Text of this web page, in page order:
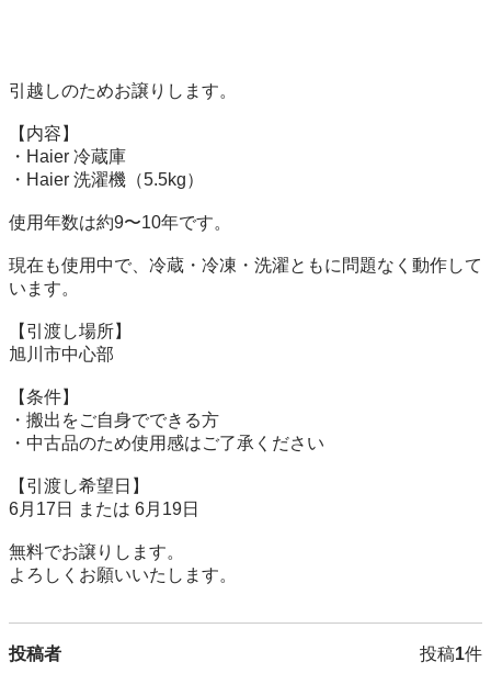
引越しのためお譲りします。
【内容】
・Haier 冷蔵庫
・Haier 洗濯機（5.5kg）
使用年数は約9〜10年です。
現在も使用中で、冷蔵・冷凍・洗濯ともに問題なく動作して
います。
【引渡し場所】
旭川市中心部
【条件】
・搬出をご自身でできる方
・中古品のため使用感はご了承ください
【引渡し希望日】
6月17日 または 6月19日
無料でお譲りします。
よろしくお願いいたします。
投稿者 投稿1件